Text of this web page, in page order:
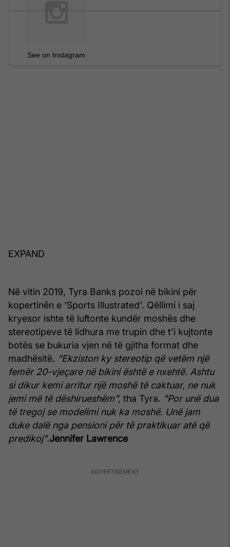
See on Instagram
EXPAND
Në vitin 2019, Tyra Banks pozoi në bikini për
kopertinën e 'Sports Illustrated'. Qëllimi i saj
kryesor ishte të luftonte kundër moshës dhe
stereotipeve të lidhura me trupin dhe t'i kujtonte
botës se bukuria vjen në të gjitha format dhe
madhësitë. “Ekziston ky stereotip që vetëm një
femër 20-vjeçare në bikini është e nxehtë. Ashtu
si dikur kemi arritur një moshë të caktuar, ne nuk
jemi më të dëshirueshëm", tha Tyra. "Por unë dua
të tregoj se modelimi nuk ka moshë. Unë jam
duke dalë nga pensioni për të praktikuar atë që
predikoj".Jennifer Lawrence